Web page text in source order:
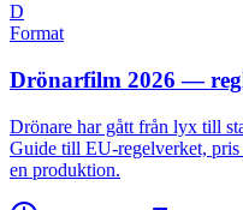
D
Format
Drönarfilm 2026 —
Drönare har gått från lyx till
Guide till EU-regelverket,
en produktion.